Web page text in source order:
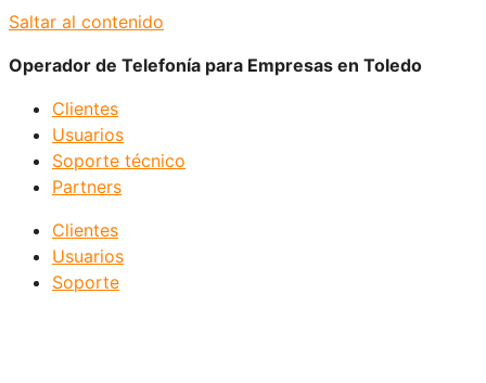
Saltar al contenido
Operador de Telefonía para Empresas en Toledo
Clientes
Usuarios
Soporte técnico
Partners
Clientes
Usuarios
Soporte